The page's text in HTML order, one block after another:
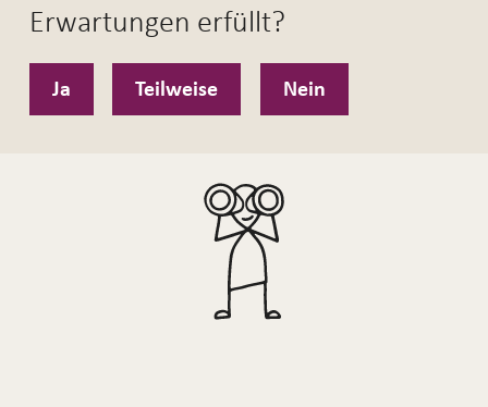
Erwartungen erfüllt?
Ja Teilweise Nein